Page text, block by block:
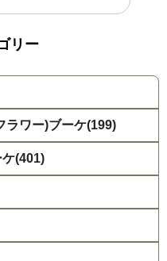
リー
ラワー)ブーケ(199)
(401)